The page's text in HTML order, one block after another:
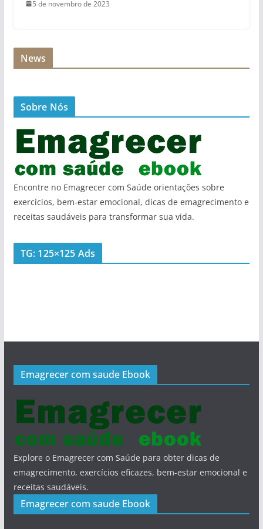
5 de novembro de 2023
News
Sobre Nós
Encontre no Emagrecer com Saúde orientações sobre
exercícios, bem-estar emocional, dicas de emagrecimento e
receitas saudáveis para transformar sua vida.
TG: 125×125 Ads
Emagrecer com saude Ebook
Explore o Emagrecer com Saúde para obter dicas de
emagrecimento, exercícios eficazes, bem-estar emocional e
receitas saudáveis.
Emagrecer com saude Ebook